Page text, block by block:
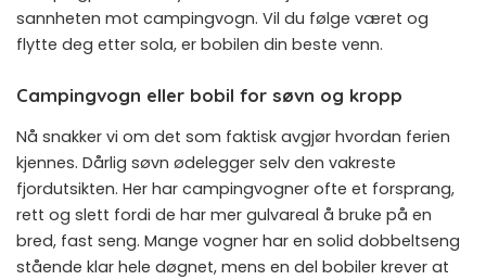
sannheten mot campingvogn. Vil du følge været og
flytte deg etter sola, er bobilen din beste venn.
Campingvogn eller bobil for søvn og kropp
Nå snakker vi om det som faktisk avgjør hvordan ferien
kjennes. Dårlig søvn ødelegger selv den vakreste
fjordutsikten. Her har campingvogner ofte et forsprang,
rett og slett fordi de har mer gulvareal å bruke på en
bred, fast seng. Mange vogner har en solid dobbeltseng
stående klar hele døgnet, mens en del bobiler krever at